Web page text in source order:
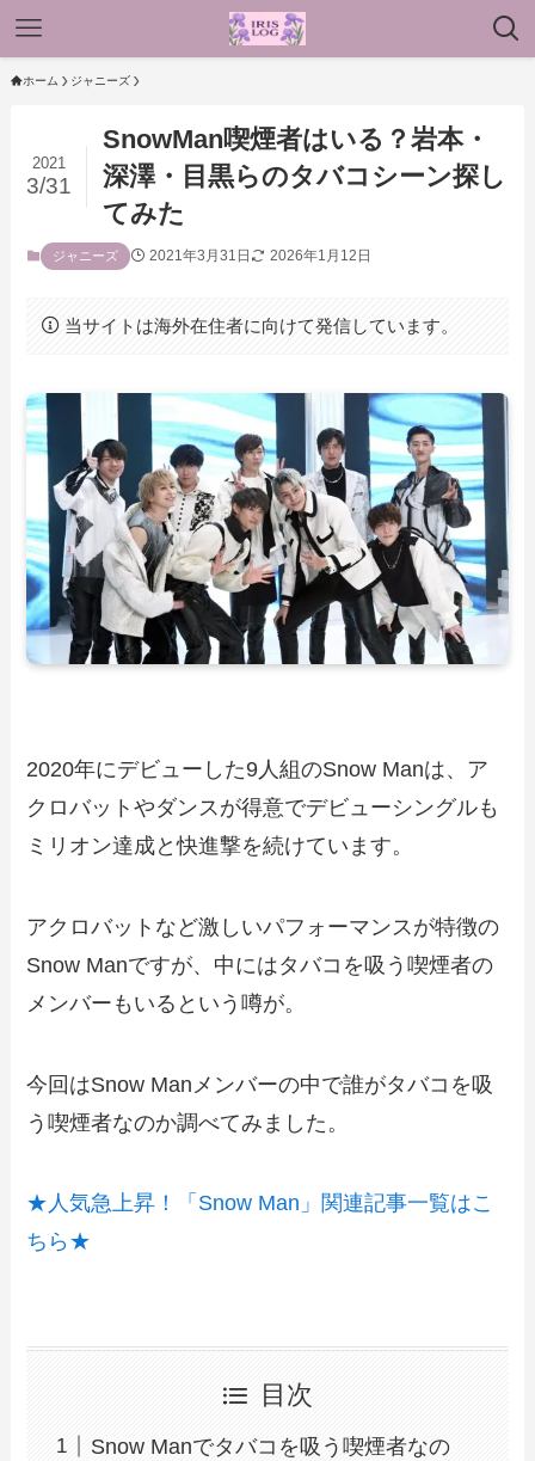
ホーム ジャニーズ
SnowMan喫煙者はいる？岩本・
深澤・目黒らのタバコシーン探し
てみた
2021
3/31
ジャニーズ 2021年3月31日 2026年1月12日
当サイトは海外在住者に向けて発信しています。
2020年にデビューした9人組のSnow Manは、ア
クロバットやダンスが得意でデビューシングルも
ミリオン達成と快進撃を続けています。
アクロバットなど激しいパフォーマンスが特徴の
Snow Manですが、中にはタバコを吸う喫煙者の
メンバーもいるという噂が。
今回はSnow Manメンバーの中で誰がタバコを吸
う喫煙者なのか調べてみました。
★人気急上昇！「Snow Man」関連記事一覧はこ
ちら★
目次
Snow Manでタバコを吸う喫煙者なの